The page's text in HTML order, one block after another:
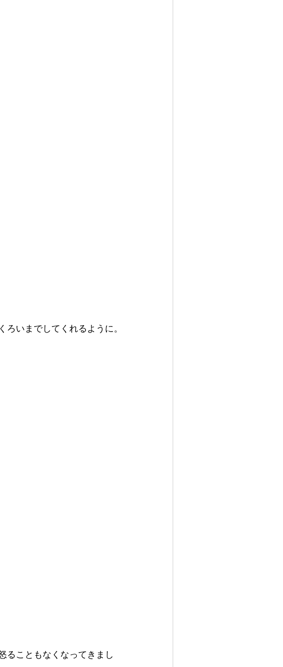
いまでしてくれるように。
ることもなくなってきまし